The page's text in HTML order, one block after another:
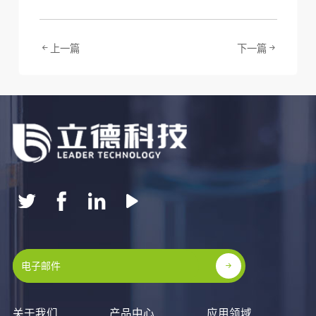
上一篇 下一篇